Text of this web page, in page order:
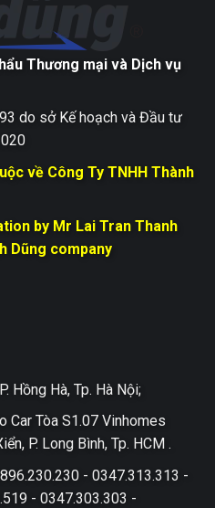
Thương mại và Dịch vụ
do sở Kế hoạch và Đầu tư
về Công Ty TNHH Thành
by Mr Lai Tran Thanh
Dũng company
Hồng Hà, Tp. Hà Nội;
Car Tòa S1.07 Vinhomes
P. Long Bình, Tp. HCM .
- 0347.313.313 -
- 0347.303.303 -